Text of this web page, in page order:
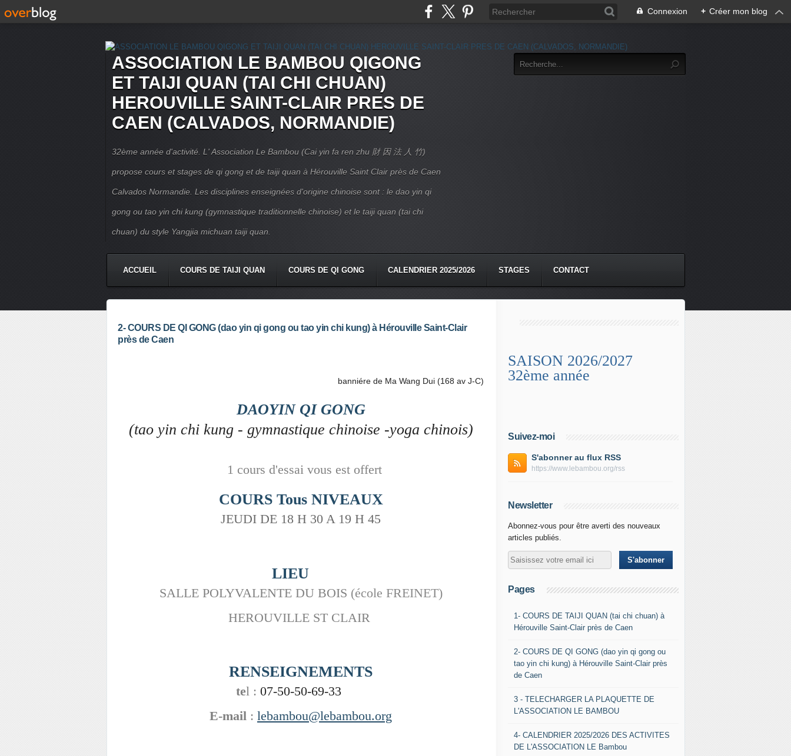
Connexion + Créer mon blog
ASSOCIATION LE BAMBOU QIGONG
ET TAIJI QUAN (TAI CHI CHUAN)
HEROUVILLE SAINT-CLAIR PRES DE
CAEN (CALVADOS, NORMANDIE)
32ème année d'activité. L' Association Le Bambou (Cai yin fa ren zhu 財 因 法 人 竹)
propose cours et stages de qi gong et de taiji quan à Hérouville Saint Clair près de Caen
Calvados Normandie. Les disciplines enseignées d'origine chinoise sont : le dao yin qi
gong ou tao yin chi kung (gymnastique traditionnelle chinoise) et le taiji quan (tai chi
chuan) du style Yangjia michuan taiji quan.
ACCUEIL COURS DE TAIJI QUAN COURS DE QI GONG CALENDRIER 2025/2026 STAGES CONTACT
2- COURS DE QI GONG (dao yin qi gong ou tao yin chi kung) à Hérouville Saint-Clair
près de Caen
banniére de Ma Wang Dui (168 av J-C)
DAOYIN QI GONG
(tao yin chi kung - gymnastique chinoise -yoga chinois)
1 cours d'essai vous est offert
COURS Tous NIVEAUX
JEUDI DE 18 H 30 A 19 H 45
LIEU
SALLE POLYVALENTE DU BOIS (école FREINET)
HEROUVILLE ST CLAIR
RENSEIGNEMENTS
tel : 07-50-50-69-33
E-mail : lebambou@lebambou.org
SAISON 2026/2027
32ème année
Suivez-moi
S'abonner au flux RSS
https://www.lebambou.org/rss
Newsletter
Abonnez-vous pour être averti des nouveaux
articles publiés.
Pages
1- COURS DE TAIJI QUAN (tai chi chuan) à
Hérouville Saint-Clair près de Caen
2- COURS DE QI GONG (dao yin qi gong ou
tao yin chi kung) à Hérouville Saint-Clair près
de Caen
3 - TELECHARGER LA PLAQUETTE DE
L'ASSOCIATION LE BAMBOU
4- CALENDRIER 2025/2026 DES ACTIVITES
DE L'ASSOCIATION LE Bambou